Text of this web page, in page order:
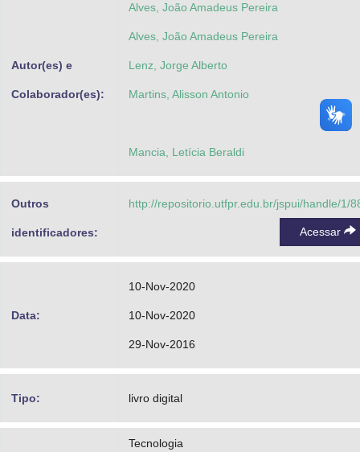
Autor(es) e
Colaborador(es):
Alves, João Amadeus Pereira
Alves, João Amadeus Pereira
Lenz, Jorge Alberto
Martins, Alisson Antonio
Mancia, Letícia Beraldi
Outros
identificadores:
http://repositorio.utfpr.edu.br/jspui/handle/1/
Acessar
Data:
10-Nov-2020
10-Nov-2020
29-Nov-2016
Tipo: livro digital
Tecnologia